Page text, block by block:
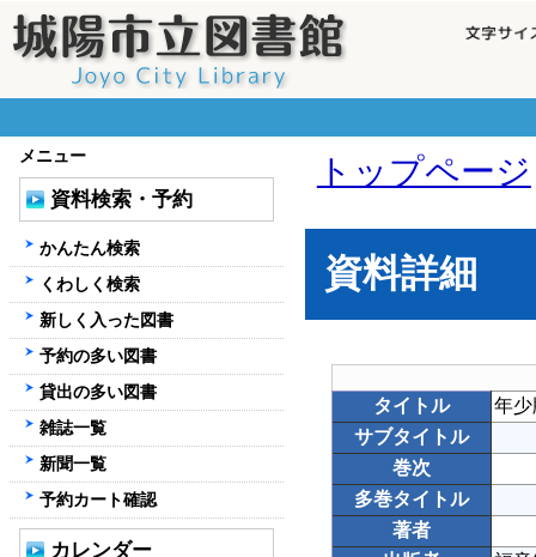
トップページ
資料詳細
タイトル
年
サブタイトル
巻次
多巻タイトル
著者
メニュー
資料検索・予約
かんたん検索
くわしく検索
新しく入った図書
予約の多い図書
貸出の多い図書
雑誌一覧
新聞一覧
予約カート確認
カレンダー